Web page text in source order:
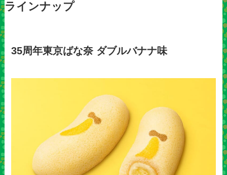
ラインナップ
35周年東京ばな奈 ダブルバナナ味